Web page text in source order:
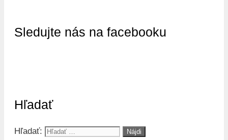
Sledujte nás na facebooku
Hľadať
Hľadať: